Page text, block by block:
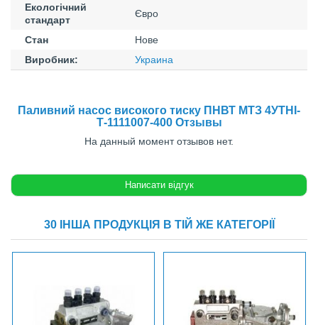
Екологічний
стандарт
Євро
Стан
Нове
Виробник:
Украина
Паливний насос високого тиску ПНВТ МТЗ 4УТНІ-
Т-1111007-400 Отзывы
На данный момент отзывов нет.
30 ІНША ПРОДУКЦІЯ В ТІЙ ЖЕ КАТЕГОРІЇ